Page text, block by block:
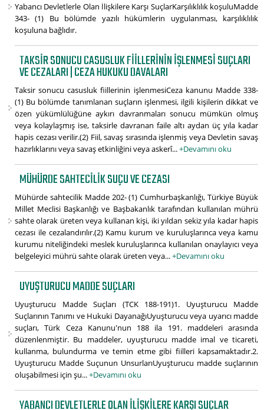
Yabancı Devletlerle Olan İlişkilere Karşı SuçlarKarşılıklılık koşuluMadde
343- (1) Bu bölümde yazılı hükümlerin uygulanması, karşılıklılık
koşuluna bağlıdır.
TAKSIR SONUCU CASUSLUK FIILLERININ IŞLENMESI SUÇLARI
VE CEZALARI | CEZA HUKUKU DAVALARI
Taksir sonucu casusluk fiillerinin işlenmesiCeza kanunu Madde 338-
(1) Bu bölümde tanımlanan suçların işlenmesi, ilgili kişilerin dikkat ve
özen yükümlülüğüne aykırı davranmaları sonucu mümkün olmuş
veya kolaylaşmış ise, taksirle davranan faile altı aydan üç yıla kadar
hapis cezası verilir.(2) Fiil, savaş sırasında işlenmiş veya Devletin savaş
hazırlıklarını veya savaş etkinliğini veya askerî...+Devamını oku
MÜHÜRDE SAHTECILIK SUÇU VE CEZASI
Mühürde sahtecilik Madde 202- (1) Cumhurbaşkanlığı, Türkiye Büyük
Millet Meclisi Başkanlığı ve Başbakanlık tarafından kullanılan mührü
sahte olarak üreten veya kullanan kişi, iki yıldan sekiz yıla kadar hapis
cezası ile cezalandırılır.(2) Kamu kurum ve kuruluşlarınca veya kamu
kurumu niteliğindeki meslek kuruluşlarınca kullanılan onaylayıcı veya
belgeleyici mührü sahte olarak üreten veya...+Devamını oku
UYUŞTURUCU MADDE SUÇLARI
Uyuşturucu Madde Suçları (TCK 188-191)1. Uyuşturucu Madde
Suçlarının Tanımı ve Hukuki DayanağıUyuşturucu veya uyarıcı madde
suçları, Türk Ceza Kanunu'nun 188 ila 191. maddeleri arasında
düzenlenmiştir. Bu maddeler, uyuşturucu madde imal ve ticareti,
kullanma, bulundurma ve temin etme gibi fiilleri kapsamaktadır.2.
Uyuşturucu Madde Suçunun UnsurlarıUyuşturucu madde suçlarının
oluşabilmesi için şu...+Devamını oku
YABANCI DEVLETLERLE OLAN İLIŞKILERE KARŞI SUÇLAR